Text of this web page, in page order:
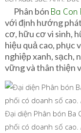
Phân bónBa Con
với định hướng
cơ, hữu cơ vi sinh,
hiệu quả cao, phục
nghiệp xanh, sạch,
vững và thân thiện
Đại diện Phân bón Ba
phối có doanh số cao.